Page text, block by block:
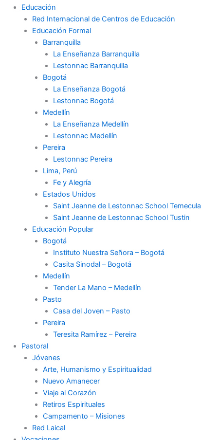
Educación
Red Internacional de Centros de Educación
Educación Formal
Barranquilla
La Enseñanza Barranquilla
Lestonnac Barranquilla
Bogotá
La Enseñanza Bogotá
Lestonnac Bogotá
Medellín
La Enseñanza Medellín
Lestonnac Medellín
Pereira
Lestonnac Pereira
Lima, Perú
Fe y Alegría
Estados Unidos
Saint Jeanne de Lestonnac School Temecula
Saint Jeanne de Lestonnac School Tustin
Educación Popular
Bogotá
Instituto Nuestra Señora – Bogotá
Casita Sinodal – Bogotá
Medellín
Tender La Mano – Medellín
Pasto
Casa del Joven – Pasto
Pereira
Teresita Ramírez – Pereira
Pastoral
Jóvenes
Arte, Humanismo y Espiritualidad
Nuevo Amanecer
Viaje al Corazón
Retiros Espirituales
Campamento – Misiones
Red Laical